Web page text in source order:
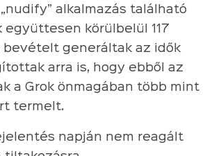
alkalmazás található
együttesen körülbelül 117
bevételt generáltak az idők
arra is, hogy ebből az
a Grok önmagában több mint
termelt.
napján nem reagált